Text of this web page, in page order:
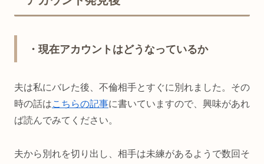
・現在アカウントはどうなっているか
夫は私にバレた後、不倫相手とすぐに別れました。その
時の話はこちらの記事に書いていますので、興味があれ
ば読んでみてください。
夫から別れを切り出し、相手は未練があるようで数回そ